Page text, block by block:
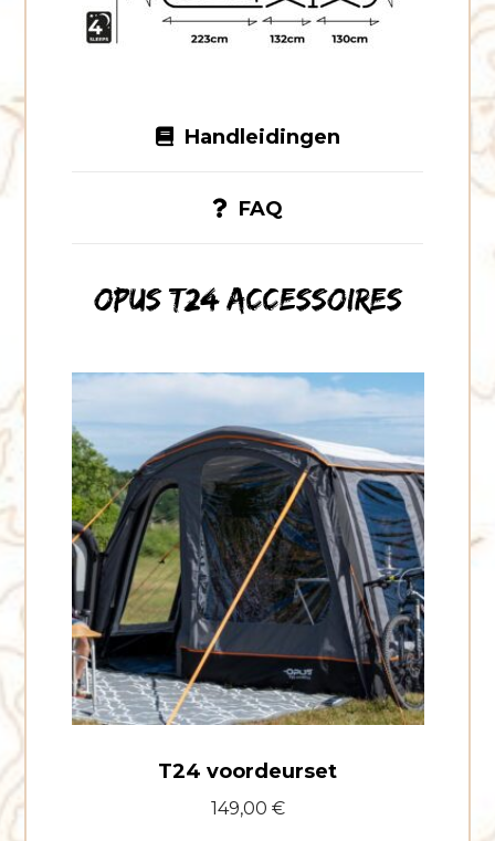
Handleidingen
FAQ
OPUS T24 accessoires
T24
voordeurset
T24 voordeurset
149,00 €